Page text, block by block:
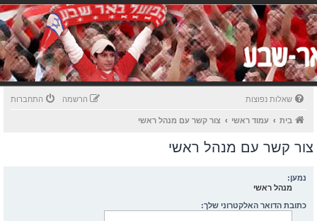
שאלות נפוצות התחברות הרשמה
בית עמוד ראשי צור קשר עם מנהל ראשי
צור קשר עם מנהל ראשי
נמען:
מנהל ראשי
כתובת הדואר האלקטרוני שלך: